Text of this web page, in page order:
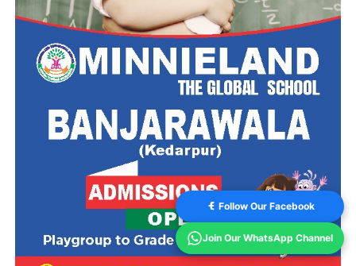
Follow Our Facebook
Join Our WhatsApp Channel